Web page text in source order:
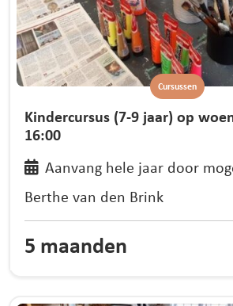
Cursussen
Kindercursus (7-9 jaar) op
16:00
Aanvang hele jaar door
Berthe van den Brink
5 maanden